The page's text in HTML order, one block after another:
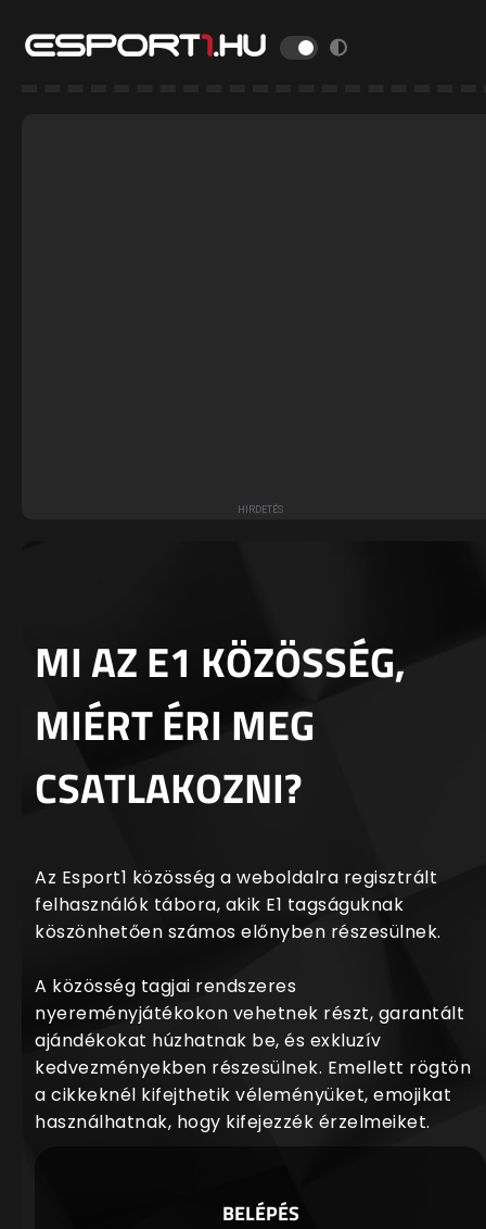
MI AZ E1 KÖZÖSSÉG,
MIÉRT ÉRI MEG
CSATLAKOZNI?
Az Esport1 közösség a weboldalra regisztrált
felhasználók tábora, akik E1 tagságuknak
köszönhetően számos előnyben részesülnek.
A közösség tagjai rendszeres
nyereményjátékokon vehetnek részt, garantált
ajándékokat húzhatnak be, és exkluzív
kedvezményekben részesülnek. Emellett rögtön
a cikkeknél kifejthetik véleményüket, emojikat
használhatnak, hogy kifejezzék érzelmeiket.
BELÉPÉS